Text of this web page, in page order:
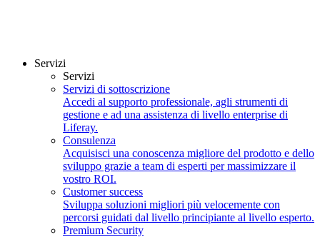
Servizi
Servizi
Servizi di sottoscrizione
Accedi al supporto professionale, agli strumenti di
gestione e ad una assistenza di livello enterprise di
Liferay.
Consulenza
Acquisisci una conoscenza migliore del prodotto e dello
sviluppo grazie a team di esperti per massimizzare il
vostro ROI.
Customer success
Sviluppa soluzioni migliori più velocemente con
percorsi guidati dal livello principiante al livello esperto.
Premium Security